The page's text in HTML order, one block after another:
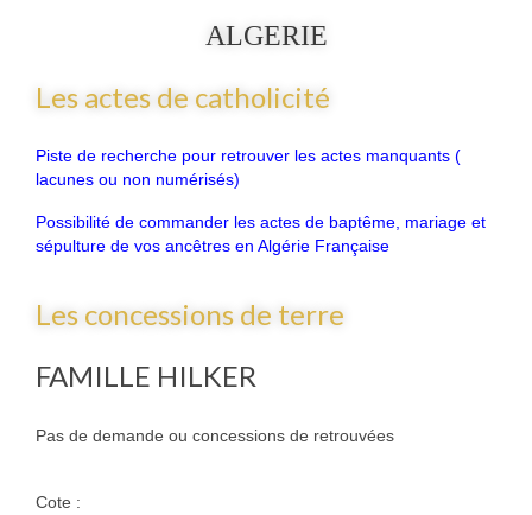
ALGERIE
Les actes de catholicité
Piste de recherche pour retrouver les actes manquants (
lacunes ou non numérisés)
Possibilité de commander les actes de baptême, mariage et
sépulture de vos ancêtres en Algérie Française
Les concessions de terre
FAMILLE HILKER
Pas de demande ou concessions de retrouvées
Cote :